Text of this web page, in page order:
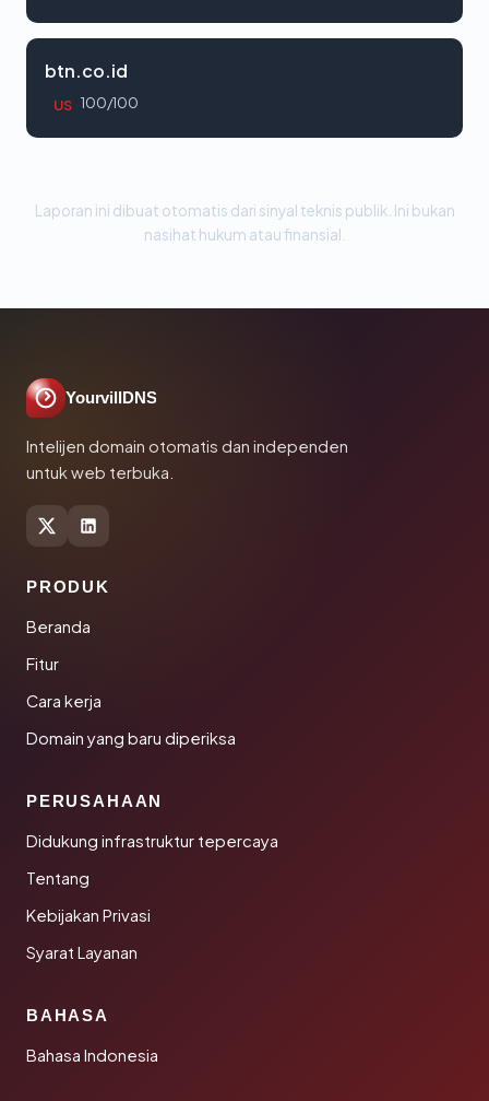
btn.co.id
US 100/100
Laporan ini dibuat otomatis dari sinyal teknis publik. Ini bukan
nasihat hukum atau finansial.
YourvillDNS
Intelijen domain otomatis dan independen
untuk web terbuka.
PRODUK
Beranda
Fitur
Cara kerja
Domain yang baru diperiksa
PERUSAHAAN
Didukung infrastruktur tepercaya
Tentang
Kebijakan Privasi
Syarat Layanan
BAHASA
Bahasa Indonesia